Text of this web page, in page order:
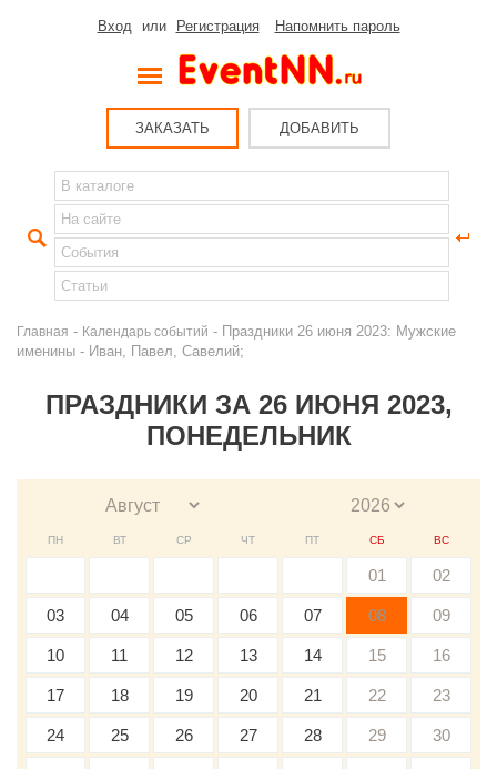
Вход или Регистрация Напомнить пароль
ЗАКАЗАТЬ ДОБАВИТЬ
Главная - Календарь событий - Праздники 26 июня 2023: Мужские
именины - Иван, Павел, Савелий;
ПРАЗДНИКИ ЗА 26 ИЮНЯ 2023,
ПОНЕДЕЛЬНИК
ПН ВТ СР ЧТ ПТ СБ ВС
01 02
03 04 05 06 07 08 09
10 11 12 13 14 15 16
17 18 19 20 21 22 23
24 25 26 27 28 29 30